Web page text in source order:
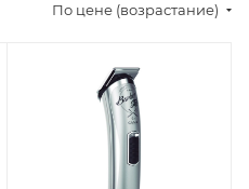
По цене (возрастание)
07.08.2026
В наличии в пункте